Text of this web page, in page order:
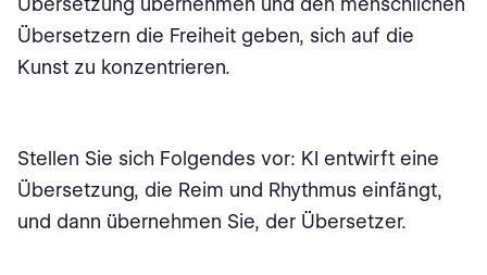
Übersetzern die Freiheit geben, sich auf die
Kunst zu konzentrieren.
Stellen Sie sich Folgendes vor: KI entwirft eine
Übersetzung, die Reim und Rhythmus einfängt,
und dann übernehmen Sie, der Übersetzer.